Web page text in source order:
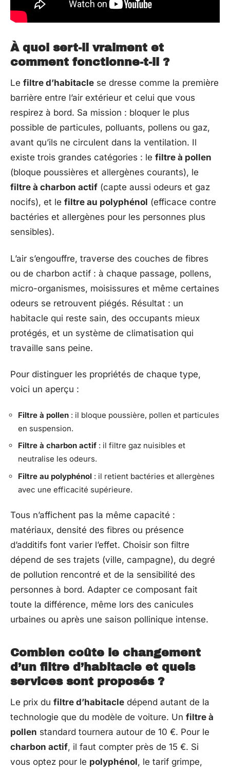
À quoi sert-il vraiment et
comment fonctionne-t-il ?
Le filtre d’habitacle se dresse comme la première
barrière entre l’air extérieur et celui que vous
respirez à bord. Sa mission : bloquer le plus
possible de particules, polluants, pollens ou gaz,
avant qu’ils ne circulent dans la ventilation. Il
existe trois grandes catégories : le filtre à pollen
(bloque poussières et allergènes courants), le
filtre à charbon actif (capte aussi odeurs et gaz
nocifs), et le filtre au polyphénol (efficace contre
bactéries et allergènes pour les personnes plus
sensibles).
L’air s’engouffre, traverse des couches de fibres
ou de charbon actif : à chaque passage, pollens,
micro-organismes, moisissures et même certaines
odeurs se retrouvent piégés. Résultat : un
habitacle qui reste sain, des occupants mieux
protégés, et un système de climatisation qui
travaille sans peine.
Pour distinguer les propriétés de chaque type,
voici un aperçu :
Filtre à pollen : il bloque poussière, pollen et particules
en suspension.
Filtre à charbon actif : il filtre gaz nuisibles et
neutralise les odeurs.
Filtre au polyphénol : il retient bactéries et allergènes
avec une efficacité supérieure.
Tous n’affichent pas la même capacité :
matériaux, densité des fibres ou présence
d’additifs font varier l’effet. Choisir son filtre
dépend de ses trajets (ville, campagne), du degré
de pollution rencontré et de la sensibilité des
personnes à bord. Adapter ce composant fait
toute la différence, même lors des canicules
urbaines ou après une saison pollinique intense.
Combien coûte le changement
d’un filtre d’habitacle et quels
services sont proposés ?
Le prix du filtre d’habitacle dépend autant de la
technologie que du modèle de voiture. Un filtre à
pollen standard tournera autour de 10 €. Pour le
charbon actif, il faut compter près de 15 €. Si
vous optez pour le polyphénol, le tarif grimpe,